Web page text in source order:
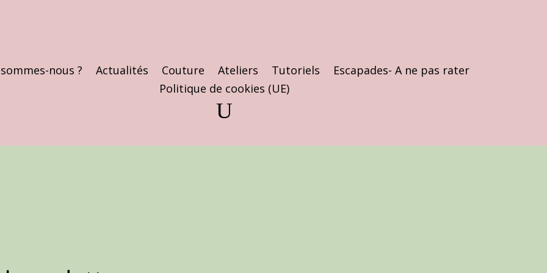
nous ? Actualités Couture Ateliers Tutoriels
Escapades- A ne pas rater
Politique de cookies (UE)